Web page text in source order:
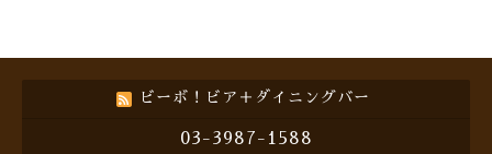
ビーボ！ビア＋ダイニングバー
03-3987-1588